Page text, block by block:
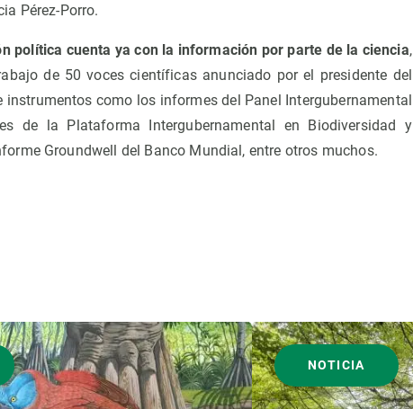
Pérez-Porro.
política cuenta ya con la información por parte de la ciencia,
de 50 voces científicas anunciado por el presidente del
instrumentos como los informes del Panel Intergubernamental
de la Plataforma Intergubernamental en Biodiversidad y
Groundwell del Banco Mundial, entre otros muchos.
NOTICIA